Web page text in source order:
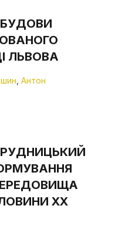
ЛЬВОВА
Антон
ХХ